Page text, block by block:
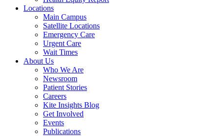
Locations
Main Campus
Satellite Locations
Emergency Care
Urgent Care
Wait Times
About Us
Who We Are
Newsroom
Patient Stories
Careers
Kite Insights Blog
Get Involved
Events
Publications